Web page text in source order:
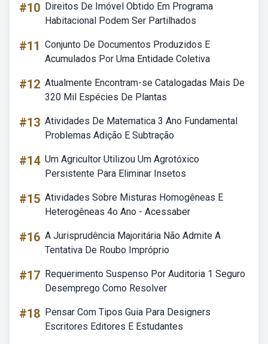
#10 Direitos De Imóvel Obtido Em Programa
Habitacional Podem Ser Partilhados
#11 Conjunto De Documentos Produzidos E
Acumulados Por Uma Entidade Coletiva
#12 Atualmente Encontram-se Catalogadas Mais De
320 Mil Espécies De Plantas
#13 Atividades De Matematica 3 Ano Fundamental
Problemas Adição E Subtração
#14 Um Agricultor Utilizou Um Agrotóxico
Persistente Para Eliminar Insetos
#15 Atividades Sobre Misturas Homogêneas E
Heterogêneas 4o Ano - Acessaber
#16 A Jurisprudência Majoritária Não Admite A
Tentativa De Roubo Impróprio
#17 Requerimento Suspenso Por Auditoria 1 Seguro
Desemprego Como Resolver
#18 Pensar Com Tipos Guia Para Designers
Escritores Editores E Estudantes